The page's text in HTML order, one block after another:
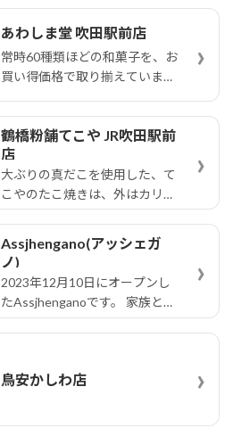
あわしま堂 吹田駅前店
常時60種類ほどの和菓子を、お
買い得価格で取り揃えていま
›
鶴橋粉舗てこや JR吹田駅前
店
大ぶりの真だこを使用した、て
こやのたこ焼きは、外はカリッ
と…
›
Assjhengano(アッシェガ
ノ)
2023年12月10日にオープンし
たAssjhenganoです。 家族と仲
間と…
›
鳥安かしわ店 ›